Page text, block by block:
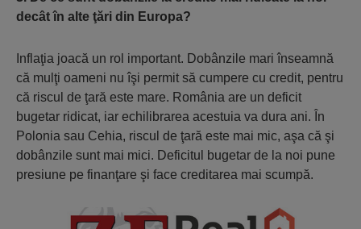
decât în alte ţări din Europa?
Inflaţia joacă un rol important. Dobânzile mari înseamnă
că mulţi oameni nu îşi permit să cumpere cu credit, pentru
că riscul de ţară este mare. România are un deficit
bugetar ridicat, iar echilibrarea acestuia va dura ani. În
Polonia sau Cehia, riscul de ţară este mai mic, aşa că şi
dobânzile sunt mai mici. Deficitul bugetar de la noi pune
presiune pe finanţare şi face creditarea mai scumpă.